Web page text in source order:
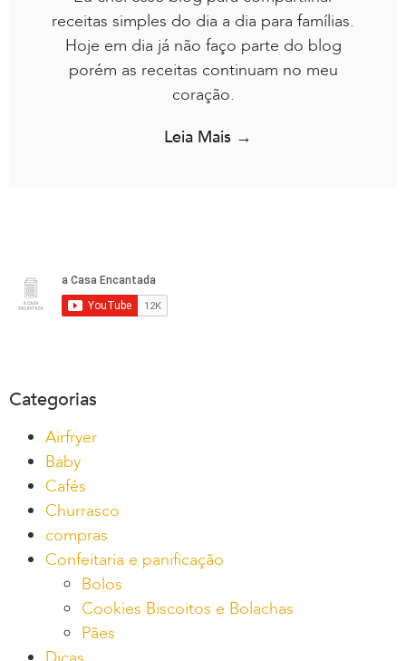
receitas simples do dia a dia para famílias.
Hoje em dia já não faço parte do blog
porém as receitas continuam no meu
coração.
Leia Mais →
Categorias
Airfryer
Baby
Cafés
Churrasco
compras
Confeitaria e panificação
Bolos
Cookies Biscoitos e Bolachas
Pães